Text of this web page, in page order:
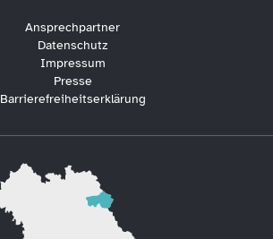
Ansprechpartner
Datenschutz
Impressum
Presse
Barrierefreiheitserklärung